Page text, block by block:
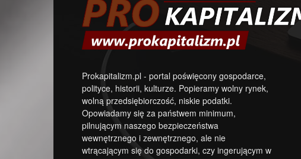
Prokapitalizm.pl - portal poświęcony gospodarce,
polityce, historii, kulturze. Popieramy wolny rynek,
wolną przedsiębiorczość, niskie podatki.
Opowiadamy się za państwem minimum,
pilnującym naszego bezpieczeństwa
wewnętrznego i zewnętrznego, ale nie
wtrącającym się do gospodarki, czy ingerującym w